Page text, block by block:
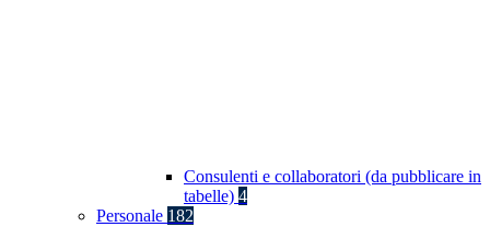
Consulenti e collaboratori (da pubblicare in
tabelle) 4
Personale 182